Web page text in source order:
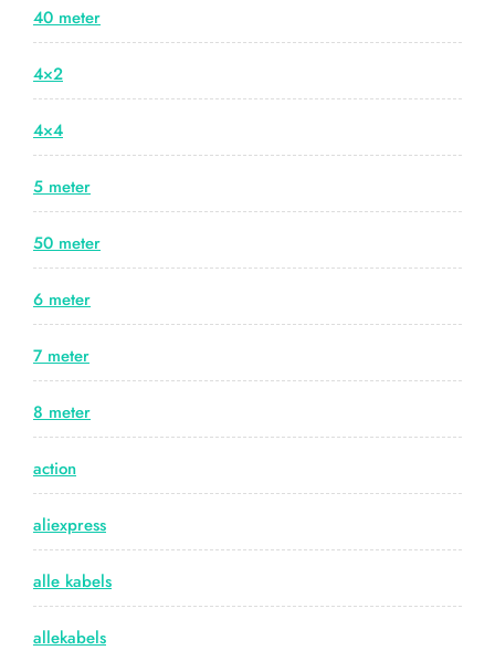
40 meter
4×2
4×4
5 meter
50 meter
6 meter
7 meter
8 meter
action
aliexpress
alle kabels
allekabels